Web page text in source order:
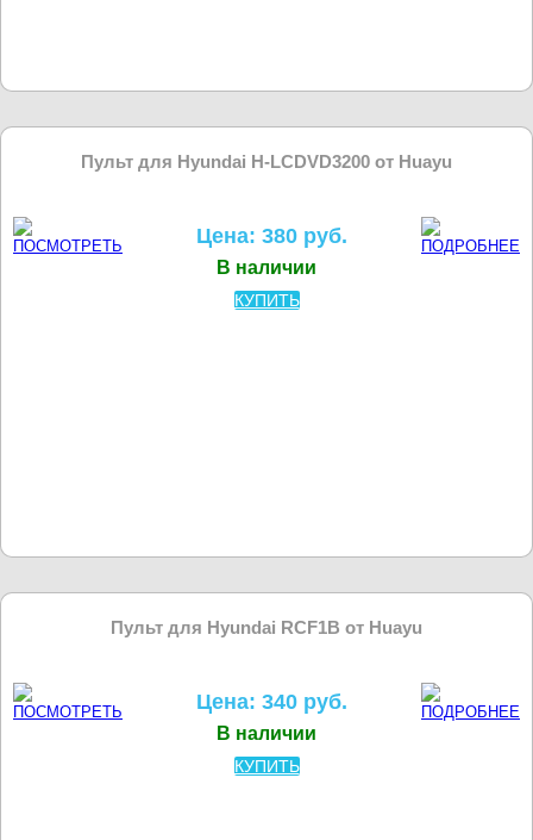
Пульт для Hyundai H-LCDVD3200 от Huayu
Цена: 380 руб.
В наличии
КУПИТЬ
Пульт для Hyundai RCF1B от Huayu
Цена: 340 руб.
В наличии
КУПИТЬ